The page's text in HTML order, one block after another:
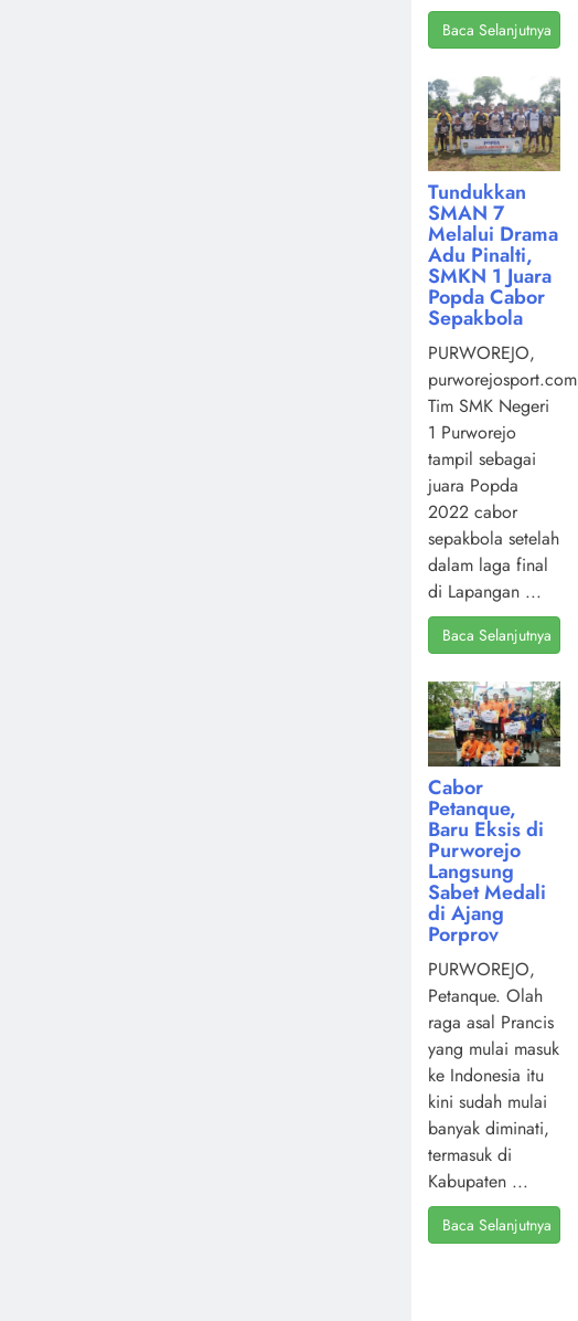
Baca Selanjutnya
Tundukkan
SMAN 7
Melalui Drama
Adu Pinalti,
SMKN 1 Juara
Popda Cabor
Sepakbola
PURWOREJO,
purworejosport.com,
Tim SMK Negeri
1 Purworejo
tampil sebagai
juara Popda
2022 cabor
sepakbola setelah
dalam laga final
di Lapangan ...
Baca Selanjutnya
Cabor
Petanque,
Baru Eksis di
Purworejo
Langsung
Sabet Medali
di Ajang
Porprov
PURWOREJO,
Petanque. Olah
raga asal Prancis
yang mulai masuk
ke Indonesia itu
kini sudah mulai
banyak diminati,
termasuk di
Kabupaten ...
Baca Selanjutnya